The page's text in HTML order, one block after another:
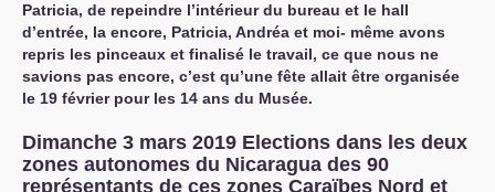
Patricia, de repeindre l’intérieur du bureau et le hall
d’entrée, la encore, Patricia, Andréa et moi- même avons
repris les pinceaux et finalisé le travail, ce que nous ne
savions pas encore, c’est qu’une fête allait être organisée
le 19 février pour les 14 ans du Musée.
Dimanche 3 mars 2019 Elections dans les deux
zones autonomes du Nicaragua des 90
représentants de ces zones Caraïbes Nord et